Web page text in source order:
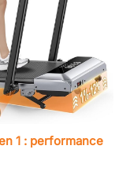
1 : performance